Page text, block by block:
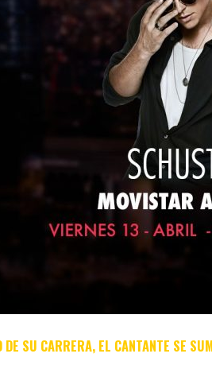
DE SU CARRERA, EL CANTANTE SE